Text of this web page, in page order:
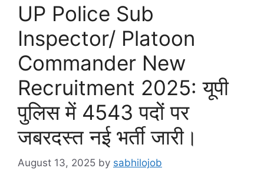
UP Police Sub
Inspector/ Platoon
Commander New
Recruitment 2025: यूपी
पुलिस में 4543 पदों पर
जबरदस्त नई भर्ती जारी।
August 13, 2025 by sabhilojob